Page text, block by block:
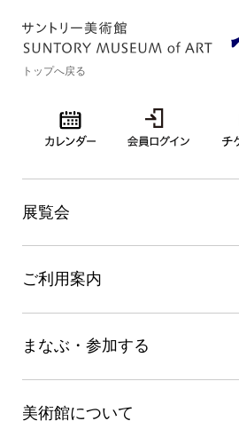
トップへ戻る
展覧会
ご利用案内
まなぶ・参加する
美術館について